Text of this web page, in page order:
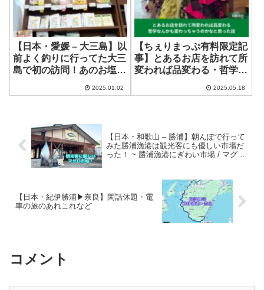
【日本・愛媛 – 大三島】以
前よく釣りに行ってた大三
島で初の訪問！あのお塩の
会社 大三島工場
2025.01.02
【ちぇりまっぷ有料限定記
事】とあるお店を訪れて所
変われば品変わる・哲学な
と思った話（LIFE-045）
2025.05.18
【日本・和歌山 – 勝浦】朝んぽで行って
みた勝浦漁港は観光客にも優しい市場だ
った！ ~ 勝浦漁港にぎわい市場 / マグロ
【日本・紀伊勝浦▶︎奈良】閑話休題・電
車の旅のあれこれなど
コメント